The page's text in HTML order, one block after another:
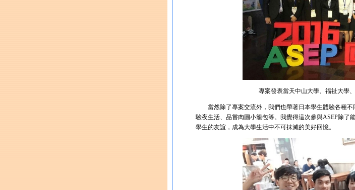
專案發表當天中山大學、福祉大學
當然除了專案交流外，我們也帶著日本學生體驗各種不
驗夜生活、品嘗肉圓小籠包等。我覺得這次參與ASEP除了
學生的友誼，成為大學生活中不可抹滅的美好回憶。